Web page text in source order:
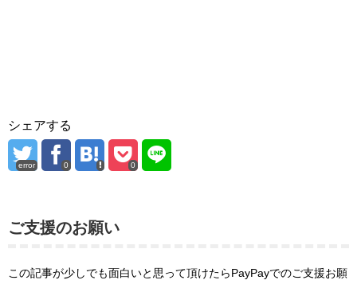
シェアする
error 0 0
ご支援のお願い
この記事が少しでも面白いと思って頂けたらPayPayでのご支援お願